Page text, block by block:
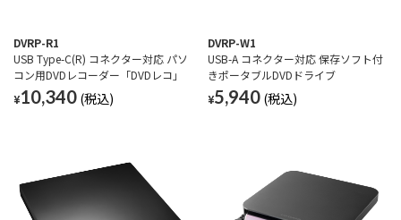
DVRP-R1
USB Type-C(R) コネクター対応 パソ
コン用DVDレコーダー「DVDレコ」
¥10,340
DVRP-W1
USB-A コネクター対応 保存ソフト付
きポータブルDVDドライブ
¥5,940